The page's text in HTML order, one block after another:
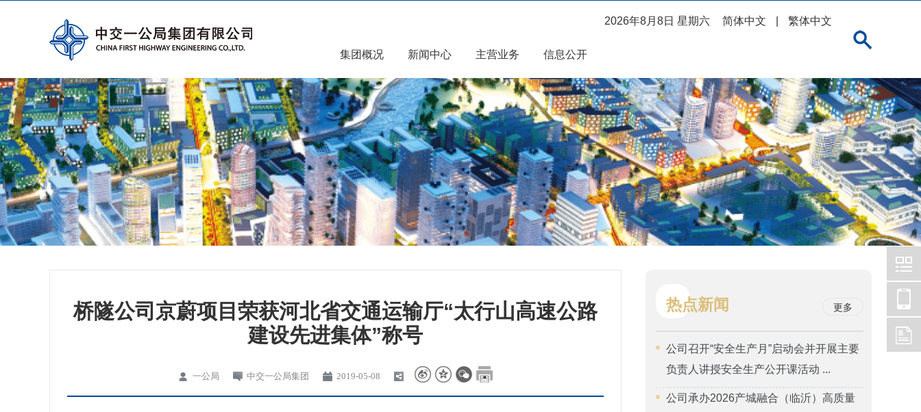
2026年8月8日 星期六 简体中文 繁体中文
集团概况 新闻中心 主营业务 信息公开
桥隧公司京蔚项目荣获河北省交通运输厅“太行山高速公路
建设先进集体”称号
一公局 中交一公局集团 2019-05-08
热点新闻 更多
公司召开“安全生产月”启动会并开展主要
负责人讲授安全生产公开课活动 ...
公司承办2026产城融合（临沂）高质量